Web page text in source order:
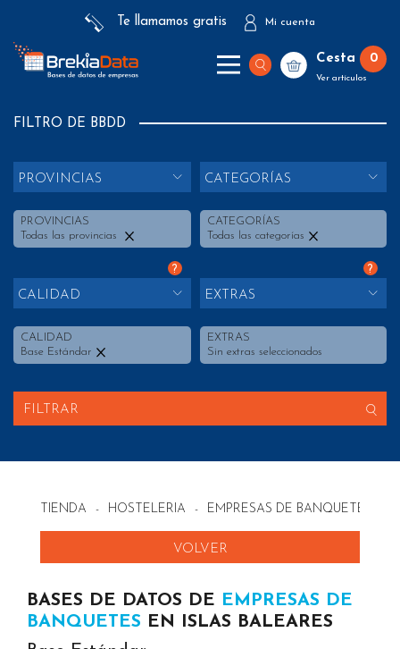
Te llamamos gratis Mi cuenta
Cesta 0
Ver artículos
FILTRO DE BBDD
PROVINCIAS
PROVINCIAS
Todas las provincias
CATEGORÍAS
CATEGORÍAS
Todas las categorías
?
CALIDAD
CALIDAD
Base Estándar
?
EXTRAS
EXTRAS
Sin extras seleccionados
FILTRAR
TIENDA - HOSTELERIA - EMPRESAS DE BANQUETES EN
VOLVER
BASES DE DATOS DE EMPRESAS DE
BANQUETES EN ISLAS BALEARES